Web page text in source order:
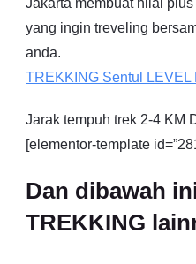
Jakarta membuat nilai
yang ingin treveling
anda.
TREKKING Sentul LEVEL
Jarak tempuh trek 2-4 KM
[elementor-template
Dan dibawah
TREKKING